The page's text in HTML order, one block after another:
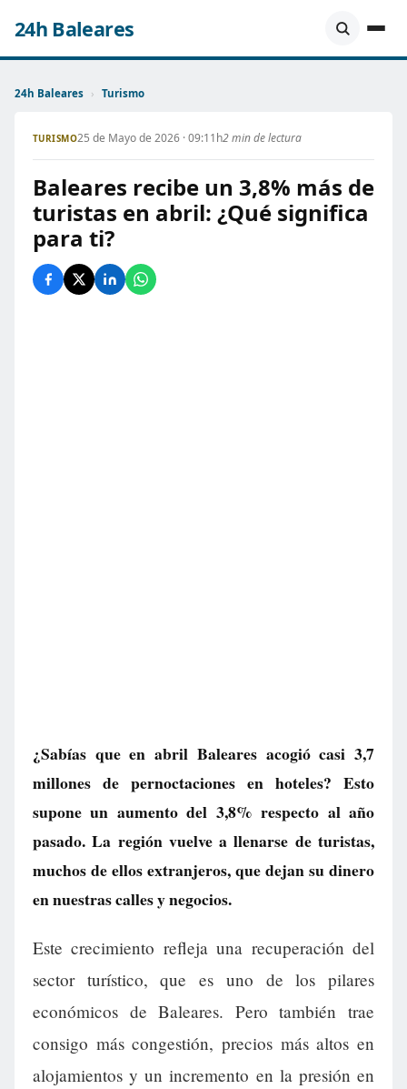
24h Baleares
24h Baleares › Turismo
TURISMO25 de Mayo de 2026 · 09:11h2 min de lectura
Baleares recibe un 3,8% más de
turistas en abril: ¿Qué significa
para ti?
¿Sabías que en abril Baleares acogió casi 3,7
millones de pernoctaciones en hoteles? Esto
supone un aumento del 3,8% respecto al año
pasado. La región vuelve a llenarse de turistas,
muchos de ellos extranjeros, que dejan su dinero
en nuestras calles y negocios.
Este crecimiento refleja una recuperación del
sector turístico, que es uno de los pilares
económicos de Baleares. Pero también trae
consigo más congestión, precios más altos en
alojamientos y un incremento en la presión en